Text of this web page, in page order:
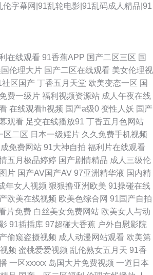
伦字幕网|91乱轮电影|91乱码成人精品|91
AⅤ日韩 亚洲色情探花 日韩欧美性 九一在线 国产
夜 91色精品 香蕉视频黄在线 日本a天堂 精东成人
级 天天操精品 日本在线不卡一区 欧美激情熟妇 后
www草莓 97精品色情 亚洲另类男人 少妇四虎一线
日夜操 九九热99视频 狠狠肏成人专区 91午夜色色
线另类 国产五六区在线 久久精品这里18 麻豆传媟
欧美另类性爱 美女超碰在线 麻豆mv网站入口 国产
页 极品五月天 超碰在线97青青 91tv在线观看 97午
网无码 欧美成人网页 国产少萝视频麻豆 国产精品
在线观看 91香蕉APP 国产二区三区 国
国伦理大片 国产二区在线观看 美女伦理视
社区国产 丁香五月天堂 欧美变态一区 国
费一级片 福利视频资源站 成人午夜在线
在线观看h视频 国产a级0 变性人妖 国产
观看 足交在线播放91 丁香五月色网站
区二区 日本一级婬片 久久免费手机视频
免费网站 91大神自拍 福利片在线观看
五月极品婷婷 国产剧情精品 成人三级伦
片 国产AV国产AV 97亚洲精华液 国内精
年女人视频 狠狠撸亚洲欧美 91操碰在线
欧美在线视频 欧美色综合网 91国产自拍
片免费 白丝美女免费网站 欧美女人与动
91插插库 97超碰大香蕉 户外自慰影院
偷窥盗摄视频 成人动漫网站观看 欧美第
频 蜜桃爱爱视频 乱伦熟女五月天 91香
一区xxxxx 岛国大片免费视频 一道日本